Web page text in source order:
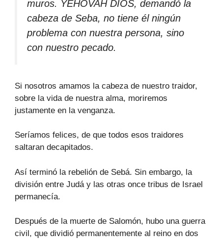
muros. YEHOVAH DIOS, demandó la
cabeza de Seba, no tiene él ningún
problema con nuestra persona, sino
con nuestro pecado.
Si nosotros amamos la cabeza de nuestro traidor,
sobre la vida de nuestra alma, moriremos
justamente en la venganza.
Seríamos felices, de que todos esos traidores
saltaran decapitados.
Así terminó la rebelión de Sebá. Sin embargo, la
división entre Judá y las otras once tribus de Israel
permanecía.
Después de la muerte de Salomón, hubo una guerra
civil, que dividió permanentemente al reino en dos